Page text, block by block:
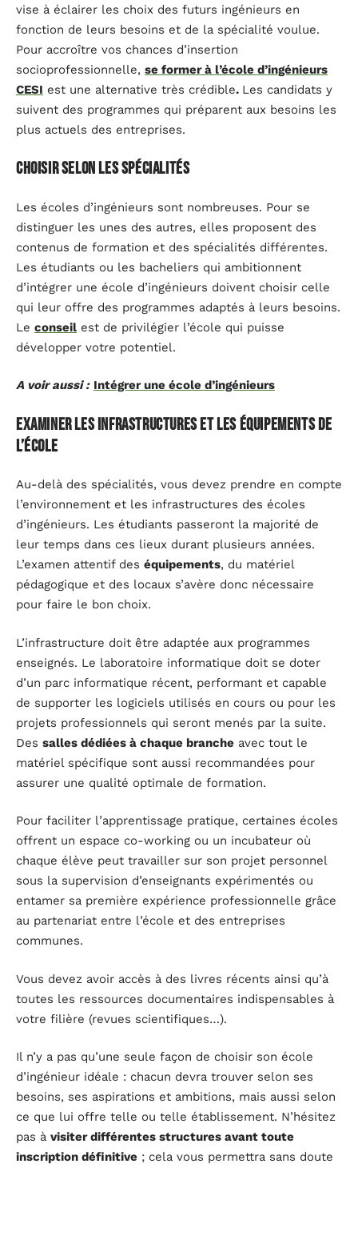
vise à éclairer les choix des futurs ingénieurs en
fonction de leurs besoins et de la spécialité voulue.
Pour accroître vos chances d’insertion
socioprofessionnelle, se former à l’école d’ingénieurs
CESI est une alternative très crédible. Les candidats y
suivent des programmes qui préparent aux besoins les
plus actuels des entreprises.
Choisir selon les spécialités
Les écoles d’ingénieurs sont nombreuses. Pour se
distinguer les unes des autres, elles proposent des
contenus de formation et des spécialités différentes.
Les étudiants ou les bacheliers qui ambitionnent
d’intégrer une école d’ingénieurs doivent choisir celle
qui leur offre des programmes adaptés à leurs besoins.
Le conseil est de privilégier l’école qui puisse
développer votre potentiel.
A voir aussi : Intégrer une école d’ingénieurs
Examiner les infrastructures et les équipements de
l’école
Au-delà des spécialités, vous devez prendre en compte
l’environnement et les infrastructures des écoles
d’ingénieurs. Les étudiants passeront la majorité de
leur temps dans ces lieux durant plusieurs années.
L’examen attentif des équipements, du matériel
pédagogique et des locaux s’avère donc nécessaire
pour faire le bon choix.
L’infrastructure doit être adaptée aux programmes
enseignés. Le laboratoire informatique doit se doter
d’un parc informatique récent, performant et capable
de supporter les logiciels utilisés en cours ou pour les
projets professionnels qui seront menés par la suite.
Des salles dédiées à chaque branche avec tout le
matériel spécifique sont aussi recommandées pour
assurer une qualité optimale de formation.
Pour faciliter l’apprentissage pratique, certaines écoles
offrent un espace co-working ou un incubateur où
chaque élève peut travailler sur son projet personnel
sous la supervision d’enseignants expérimentés ou
entamer sa première expérience professionnelle grâce
au partenariat entre l’école et des entreprises
communes.
Vous devez avoir accès à des livres récents ainsi qu’à
toutes les ressources documentaires indispensables à
votre filière (revues scientifiques…).
Il n’y a pas qu’une seule façon de choisir son école
d’ingénieur idéale : chacun devra trouver selon ses
besoins, ses aspirations et ambitions, mais aussi selon
ce que lui offre telle ou telle établissement. N’hésitez
pas à visiter différentes structures avant toute
inscription définitive ; cela vous permettra sans doute